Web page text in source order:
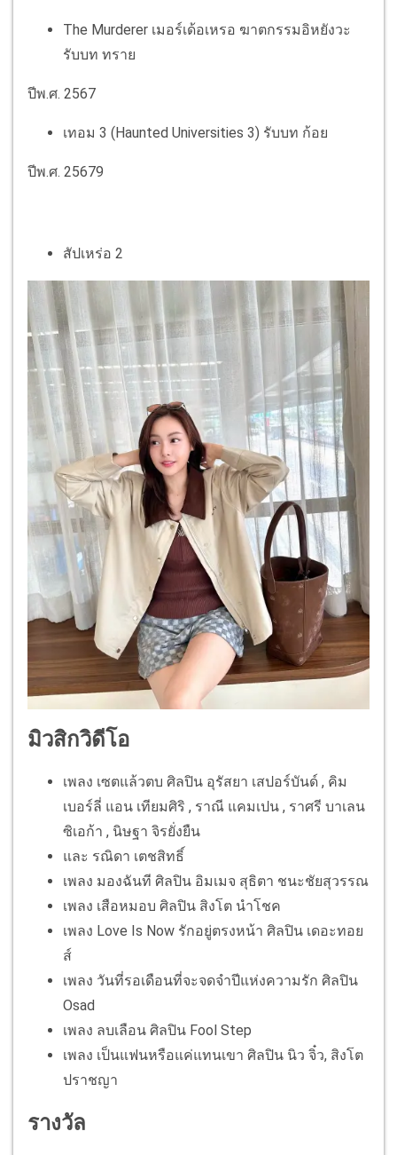
The Murderer เมอร์เด้อเหรอ ฆาตกรรมอิหยังวะ
รับบท ทราย
ปีพ.ศ. 2567​
เทอม 3 (Haunted Universities 3)​​ รับบท ก้อย
ปีพ.ศ. 25679
สัปเหร่อ 2
มิวสิกวิดีโอ
เพลง เซตแล้วตบ ศิลปิน อุรัสยา เสปอร์บันด์ , คิม
เบอร์ลี่ แอน เทียมศิริ , ราณี แคมเปน , ราศรี บาเลน
ซิเอก้า , นิษฐา จิรยั่งยืน
และ รณิดา เตชสิทธิ์
เพลง มองฉันที ศิลปิน อิมเมจ สุธิตา ชนะชัยสุวรรณ
เพลง เสือหมอบ ศิลปิน สิงโต นำโชค
เพลง Love Is Now รักอยู่ตรงหน้า ศิลปิน เดอะทอย
ส์
เพลง วันที่รอเดือนที่จะจดจำปีแห่งความรัก ศิลปิน
Osad
เพลง ลบเลือน ศิลปิน Fool Step
เพลง เป็นแฟนหรือแค่แทนเขา ศิลปิน นิว จิ๋ว, สิงโต
ปราชญา
รางวัล